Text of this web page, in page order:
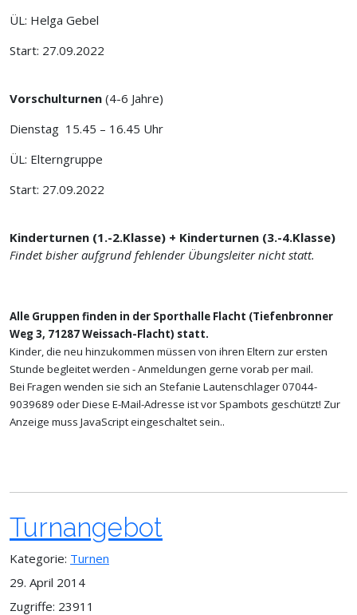
ÜL: Helga Gebel
Start: 27.09.2022
Vorschulturnen (4-6 Jahre)
Dienstag 15.45 – 16.45 Uhr
ÜL: Elterngruppe
Start: 27.09.2022
Kinderturnen (1.-2.Klasse) + Kinderturnen (3.-4.Klasse)
Findet bisher aufgrund fehlender Übungsleiter nicht statt.
Alle Gruppen finden in der Sporthalle Flacht (Tiefenbronner
Weg 3, 71287 Weissach-Flacht) statt.
Kinder, die neu hinzukommen müssen von ihren Eltern zur ersten
Stunde begleitet werden - Anmeldungen gerne vorab per mail.
Bei Fragen wenden sie sich an Stefanie Lautenschlager 07044-
9039689 oderDiese E-Mail-Adresse ist vor Spambots geschützt! Zur
Anzeige muss JavaScript eingeschaltet sein..
Turnangebot
Kategorie: Turnen
29. April 2014
Zugriffe: 23911